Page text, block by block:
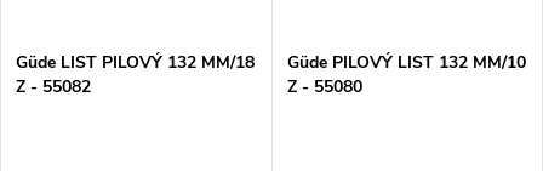
p
s
p
Güde LIST PILOVÝ 132 MM/18
Z - 55082
Güde PILOVÝ LIST 132 MM/10
Z - 55080